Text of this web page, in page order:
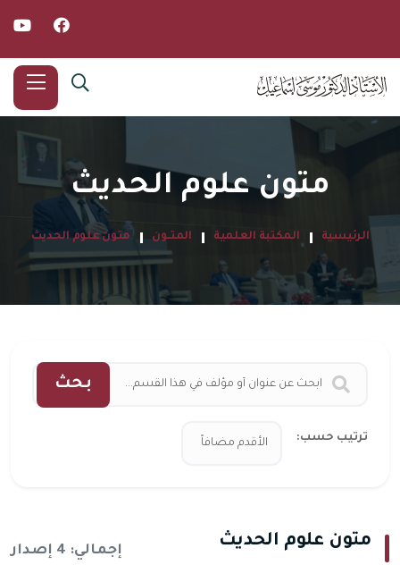
متون علوم الحديث
الرئيسية المكتبة العلمية المتــون متون علوم الحديث
بحث
ترتيب حسب:
متون علوم الحديث إجمالي: 4 إصدار